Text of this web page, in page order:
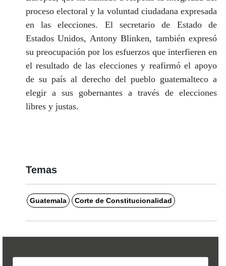
proceso electoral y la voluntad ciudadana expresada
en las elecciones. El secretario de Estado de
Estados Unidos, Antony Blinken, también expresó
su preocupación por los esfuerzos que interfieren en
el resultado de las elecciones y reafirmó el apoyo
de su país al derecho del pueblo guatemalteco a
elegir a sus gobernantes a través de elecciones
libres y justas.
Temas
Guatemala Corte de Constitucionalidad